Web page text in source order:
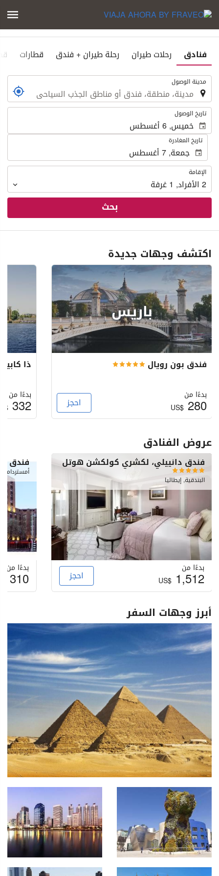
فنادق رحلات طيران رحلة طيران + فندق قطارات
. مدينة الوصول
. تاريخ الوصول
تاريخ المغادرة
الإقامة
الإقامة
2 الأفراد,
1غرفة
بحث
اكتشف وجهات جديدة
باريس
فندق بون رويال
بدءًا من
US$280 احجز
ذا
بدءًا من
332
عروض الفنادق
فندق دانييلي، لكشري كولكشن هوتل
البندقية, إيطاليا
بدءًا من
US$1,512 احجز
فندق
أمستردام,
بدءًا من
310
أبرز وجهات السفر